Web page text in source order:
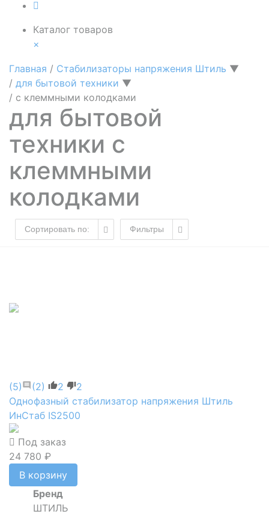
Каталог товаров
×
Главная / Стабилизаторы напряжения Штиль ▼
/ для бытовой техники ▼
/ с клеммными колодками
для бытовой
техники с
клеммными
колодками
Сортировать по: Фильтры
(5) (2) 2
2
Однофазный стабилизатор напряжения Штиль
ИнСтаб IS2500
Под заказ
24 780 ₽
В корзину
Бренд
ШТИЛЬ